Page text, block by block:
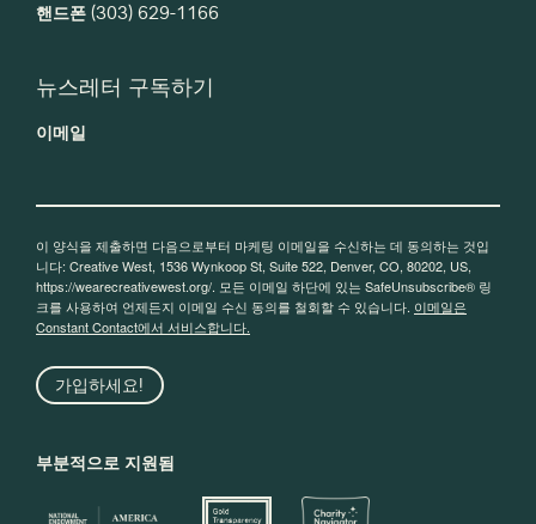
핸드폰 (303) 629-1166
뉴스레터 구독하기
이메일
이 양식을 제출하면 다음으로부터 마케팅 이메일을 수신하는 데 동의하는 것입
니다: Creative West, 1536 Wynkoop St, Suite 522, Denver, CO, 80202, US,
https://wearecreativewest.org/. 모든 이메일 하단에 있는 SafeUnsubscribe® 링
크를 사용하여 언제든지 이메일 수신 동의를 철회할 수 있습니다. 이메일은
Constant Contact에서 서비스합니다.
가입하세요!
부분적으로 지원됨